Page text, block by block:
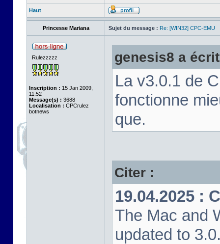
Haut
Princesse Mariana Sujet du message : Re: [WIN32] CPC-EMU
Rulezzzzz
Inscription : 15 Jan 2009,
11:52
Message(s) : 3688
Localisation : CPCrulez
botnews
genesis8 a
La v3.0.1 de
fonctionne
que.
Citer :
19.04.2025 :
The Mac and
updated to